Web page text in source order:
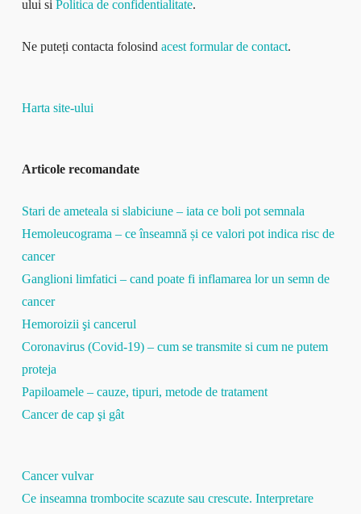
ului si Politica de confidentialitate.
Ne puteți contacta folosind acest formular de contact.
Harta site-ului
Articole recomandate
Stari de ameteala si slabiciune – iata ce boli pot semnala
Hemoleucograma – ce înseamnă și ce valori pot indica risc de
cancer
Ganglioni limfatici – cand poate fi inflamarea lor un semn de
cancer
Hemoroizii şi cancerul
Coronavirus (Covid-19) – cum se transmite si cum ne putem
proteja
Papiloamele – cauze, tipuri, metode de tratament
Cancer de cap şi gât
Cancer vulvar
Ce inseamna trombocite scazute sau crescute. Interpretare